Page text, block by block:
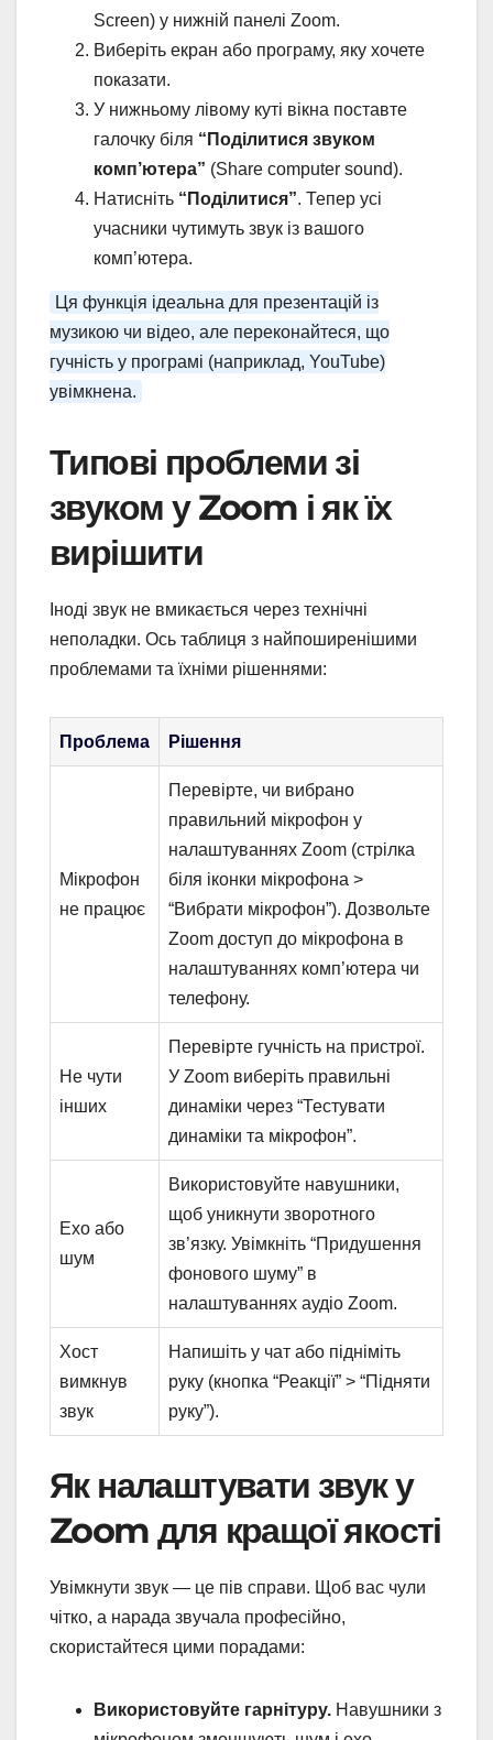
Screen) у нижній панелі Zoom.
Виберіть екран або програму, яку хочете
показати.
У нижньому лівому куті вікна поставте
галочку біля “Поділитися звуком
комп’ютера” (Share computer sound).
Натисніть “Поділитися”. Тепер усі
учасники чутимуть звук із вашого
комп’ютера.
Ця функція ідеальна для презентацій із
музикою чи відео, але переконайтеся, що
гучність у програмі (наприклад, YouTube)
увімкнена.
Типові проблеми зі
звуком у Zoom і як їх
вирішити
Іноді звук не вмикається через технічні
неполадки. Ось таблиця з найпоширенішими
проблемами та їхніми рішеннями:
Проблема Рішення
Мікрофон
не працює
Перевірте, чи вибрано
правильний мікрофон у
налаштуваннях Zoom (стрілка
біля іконки мікрофона >
“Вибрати мікрофон”). Дозвольте
Zoom доступ до мікрофона в
налаштуваннях комп’ютера чи
телефону.
Не чути
інших
Перевірте гучність на пристрої.
У Zoom виберіть правильні
динаміки через “Тестувати
динаміки та мікрофон”.
Ехо або
шум
Використовуйте навушники,
щоб уникнути зворотного
зв’язку. Увімкніть “Придушення
фонового шуму” в
налаштуваннях аудіо Zoom.
Хост
вимкнув
звук
Напишіть у чат або підніміть
руку (кнопка “Реакції” > “Підняти
руку”).
Як налаштувати звук у
Zoom для кращої якості
Увімкнути звук — це пів справи. Щоб вас чули
чітко, а нарада звучала професійно,
скористайтеся цими порадами:
Використовуйте гарнітуру. Навушники з